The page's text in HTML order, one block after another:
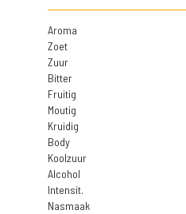
Aroma
Zoet
Zuur
Bitter
Fruitig
Moutig
Kruidig
Body
Koolzuur
Alcohol
Intensit.
Nasmaak